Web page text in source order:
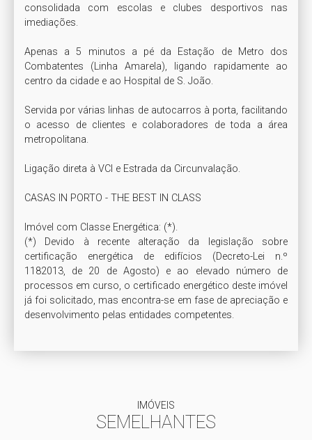
consolidada com escolas e clubes desportivos nas
imediações.
Apenas a 5 minutos a pé da Estação de Metro dos
Combatentes (Linha Amarela), ligando rapidamente ao
centro da cidade e ao Hospital de S. João.
Servida por várias linhas de autocarros à porta, facilitando
o acesso de clientes e colaboradores de toda a área
metropolitana.
Ligação direta à VCI e Estrada da Circunvalação.
CASAS IN PORTO - THE BEST IN CLASS
Imóvel com Classe Energética: (*).
(*) Devido à recente alteração da legislação sobre
certificação energética de edifícios (Decreto-Lei n.º
1182013, de 20 de Agosto) e ao elevado número de
processos em curso, o certificado energético deste imóvel
já foi solicitado, mas encontra-se em fase de apreciação e
IMÓVEIS
SEMELHANTES